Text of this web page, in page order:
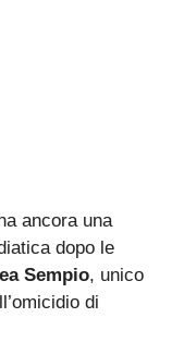
ancora una
dopo le
Sempio, unico
di